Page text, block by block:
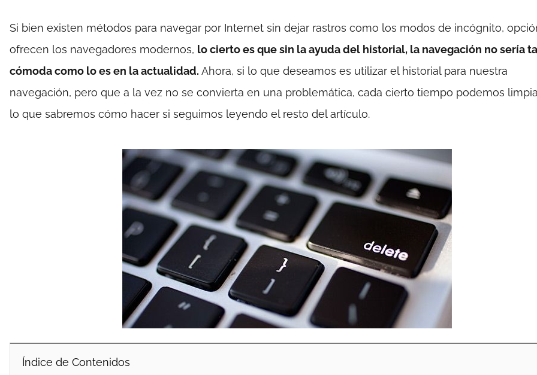
Si bien existen métodos para navegar por Internet sin dejar rastros como los modos de incógnito,
ofrecen los navegadores modernos, lo cierto es que sin la ayuda del historial, la navegación no sería
cómoda como lo es en la actualidad. Ahora, si lo que deseamos es utilizar el historial para nuestra
navegación, pero que a la vez no se convierta en una problemática, cada cierto tiempo podemos
lo que sabremos cómo hacer si seguimos leyendo el resto del artículo.
Índice de Contenidos